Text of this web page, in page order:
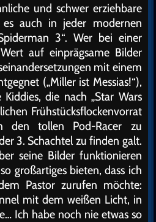
und schwer erziehbare
es auch in jeder modernen
3“. Wer bei einer
auf einprägsame Bilder
mit einem
(„Miller ist Messias!“),
die nach „Star Wars
Frühstücksflockenvorrat
den tollen Pod-Racer zu
3. Schachtel zu finden galt.
seine Bilder funktionieren
großartiges bieten, dass ich
Pastor zurufen möchte:
mit dem weißen Licht, in
Ich habe noch nie etwas so